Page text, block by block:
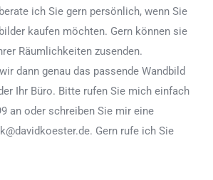
ich Sie gern persönlich, wenn Sie
kaufen möchten. Gern können sie
Räumlichkeiten zusenden.
dann genau das passende Wandbild
Ihr Büro. Bitte rufen Sie mich einfach
an oder schreiben Sie mir eine
Gern rufe ich Sie